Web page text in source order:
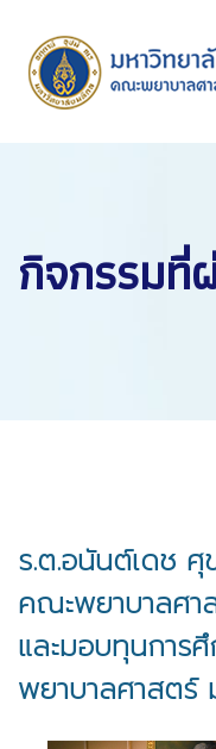
กิจกรรมที่
ร.ต.อนันต์เดช ศุ
คณะพยาบาลศา
และมอบทุนการ
พยาบาลศาสตร์